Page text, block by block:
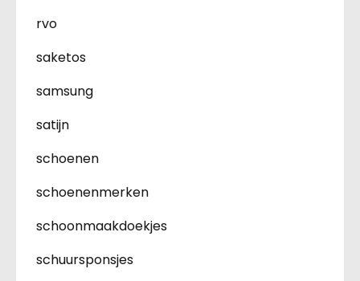
rvo
saketos
samsung
satijn
schoenen
schoenenmerken
schoonmaakdoekjes
schuursponsjes